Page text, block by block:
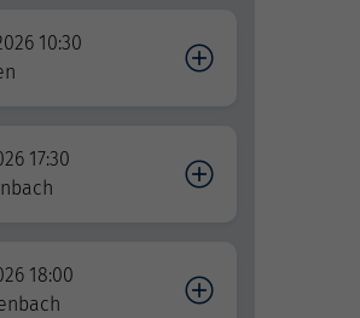
10:30
17:30
18:00